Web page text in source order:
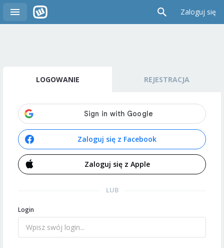
Zaloguj się
LOGOWANIE REJESTRACJA
Zaloguj się z Facebook
Zaloguj się z Apple
LUB
Login